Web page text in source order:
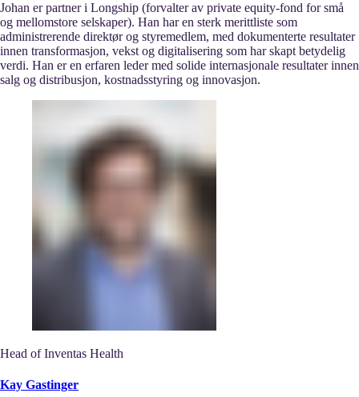
Johan er partner i Longship (forvalter av private equity-fond for små
og mellomstore selskaper). Han har en sterk merittliste som
administrerende direktør og styremedlem, med dokumenterte resultater
innen transformasjon, vekst og digitalisering som har skapt betydelig
verdi. Han er en erfaren leder med solide internasjonale resultater innen
salg og distribusjon, kostnadsstyring og innovasjon.
Head of Inventas Health
Kay Gastinger